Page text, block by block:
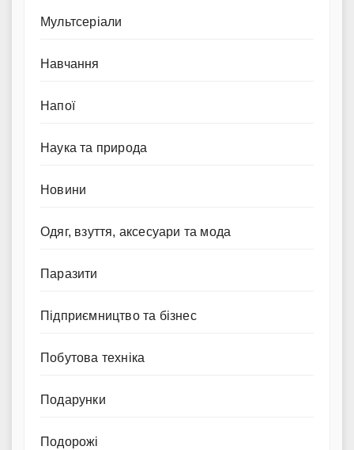
Мультсеріали
Навчання
Напої
Наука та природа
Новини
Одяг, взуття, аксесуари та мода
Паразити
Підприємництво та бізнес
Побутова техніка
Подарунки
Подорожі